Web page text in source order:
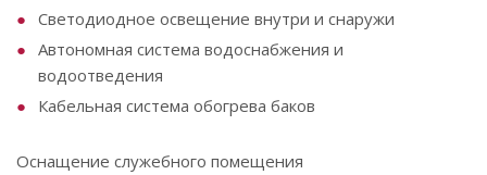
Светодиодное освещение внутри и снаружи
Автономная система водоснабжения и
водоотведения
Кабельная система обогрева баков
Оснащение служебного помещения